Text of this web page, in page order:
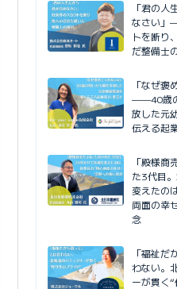
「君の人
なさい」
トを断り
だ整備士
「なぜ褒
——40歳
放した元
伝える起
「殿様商
た3代目
変えたの
両面の幸
念
「福祉だ
わない。
ーが貫く